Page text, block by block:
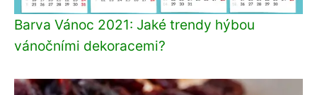
Barva Vánoc 2021: Jaké trendy hýbou
vánočními dekoracemi?